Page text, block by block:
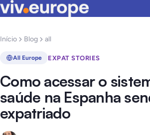
Início Blog all
All Europe EXPAT STORIES
Como acessar o
saúde na Espanha
expatriado